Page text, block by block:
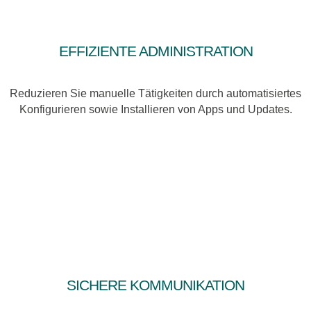
Effiziente Administration
Reduzieren Sie manuelle Tätigkeiten durch automatisiertes
Konfigurieren sowie Installieren von Apps und Updates.
Sichere Kommunikation